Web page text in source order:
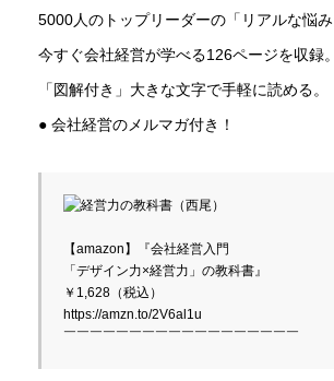
5000人のトップリーダーの「リアルな悩み
今すぐ会社経営が学べる126ページを収録。
「図解付き」大きな文字で手軽に読める。
● 会社経営のメルマガ付き！
【amazon】『会社経営入門
「デザイン力×経営力」の教科書』
￥1,628（税込）
https://amzn.to/2V6al1u
￣￣￣￣￣￣￣￣￣￣￣￣￣￣￣￣￣￣